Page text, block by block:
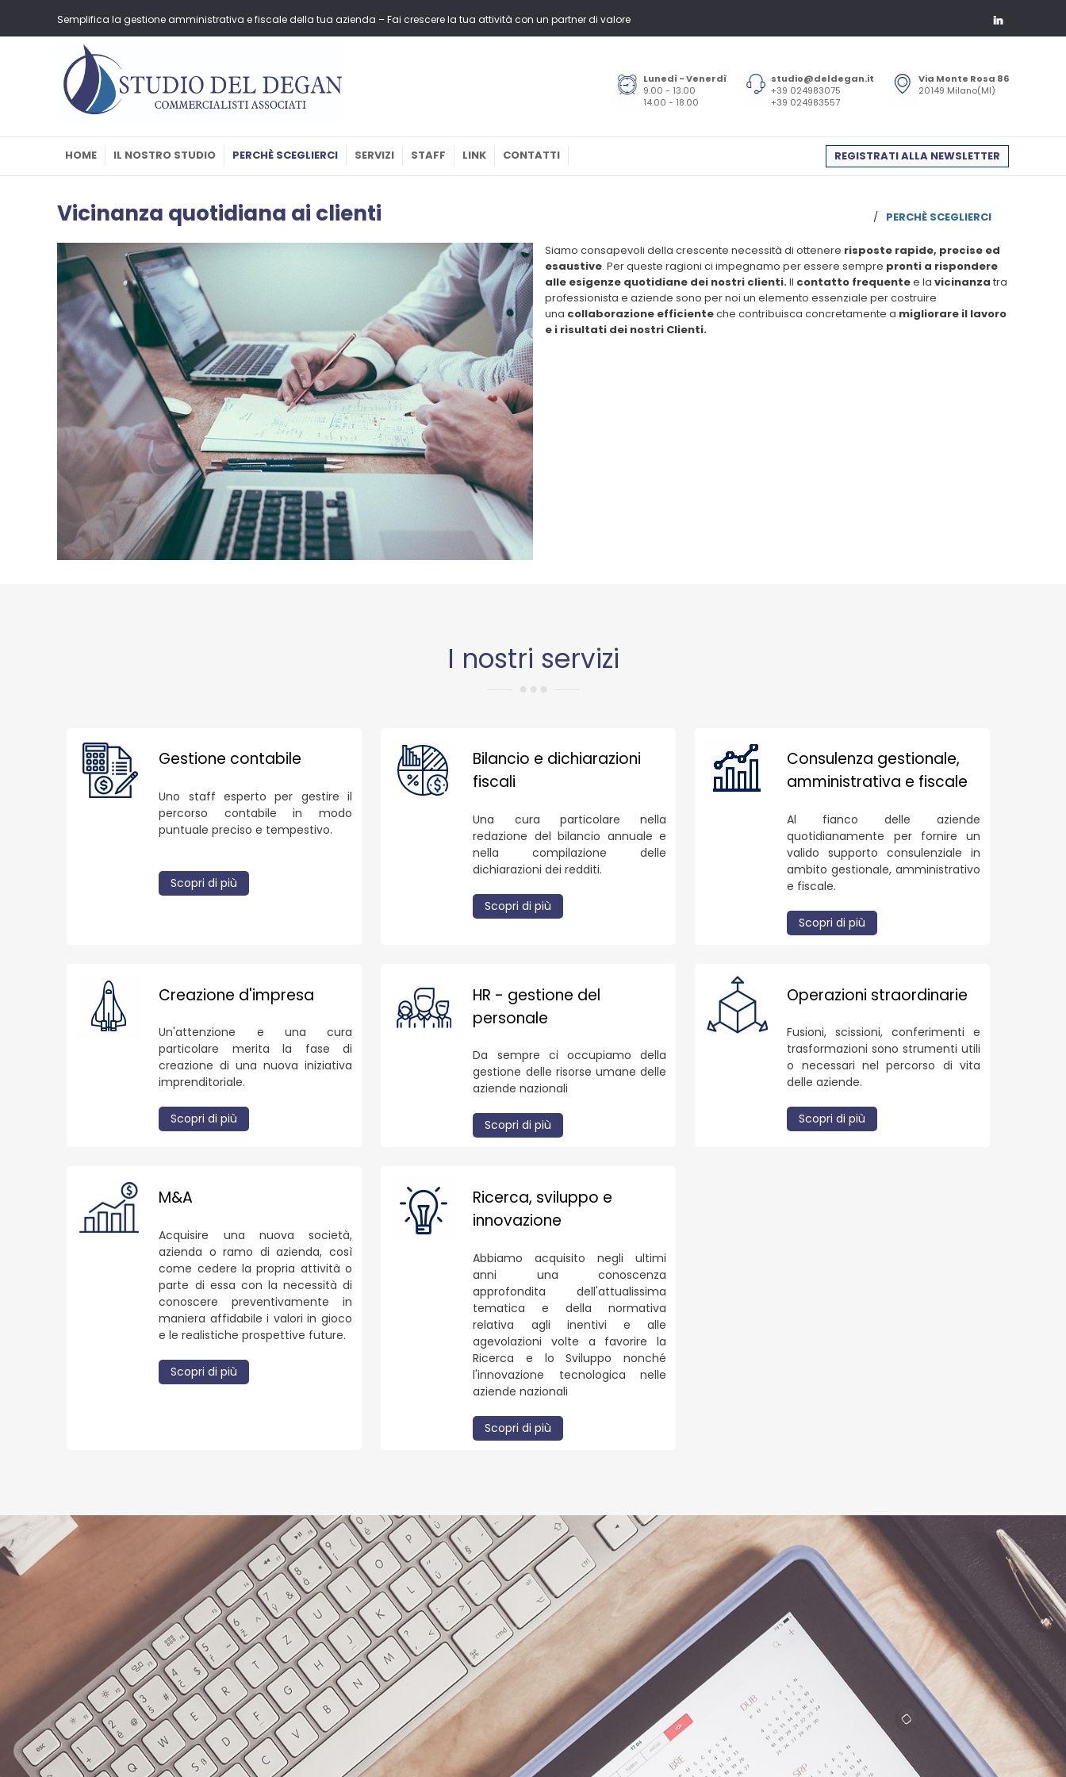
Semplifica la gestione amministrativa e fiscale della tua azienda – Fai crescere la tua attività con un partner di valore
Via Monte Rosa 86
20149 Milano(MI)
studio@deldegan.it
+39 024983075
+39 024983557
Lunedì - Venerdì
9.00 - 13.00
14.00 - 18.00
HOME IL NOSTRO STUDIO PERCHÈ SCEGLIERCI SERVIZI STAFF LINK CONTATTI REGISTRATI ALLA NEWSLETTER
/ PERCHÈ SCEGLIERCI
Vicinanza quotidiana ai clienti
Siamo consapevoli della crescente necessità di ottenere risposte rapide, precise ed
esaustive. Per queste ragioni ci impegnamo per essere sempre pronti a rispondere
alle esigenze quotidiane dei nostri clienti.Il contatto frequentee la vicinanza tra
professionista e aziende sono per noi un elemento essenziale per costruire
una collaborazione efficienteche contribuisca concretamente a migliorare il lavoro
e i risultati dei nostri Clienti.
I nostri servizi
Gestione contabile
Uno staff esperto per gestire il
percorso contabile in modo
puntuale preciso e tempestivo.
Scopri di più
Bilancio e dichiarazioni
fiscali
Una cura particolare nella
redazione del bilancio annuale e
nella compilazione delle
dichiarazioni dei redditi.
Scopri di più
Consulenza gestionale,
amministrativa e fiscale
Al fianco delle aziende
quotidianamente per fornire un
valido supporto consulenziale in
ambito gestionale, amministrativo
e fiscale.
Scopri di più
Creazione d'impresa
Un'attenzione e una cura
particolare merita la fase di
creazione di una nuova iniziativa
imprenditoriale.
Scopri di più
HR - gestione del
personale
Da sempre ci occupiamo della
gestione delle risorse umane delle
aziende nazionali
Scopri di più
Operazioni straordinarie
Fusioni, scissioni, conferimenti e
trasformazioni sono strumenti utili
o necessari nel percorso di vita
delle aziende.
Scopri di più
M&A
Acquisire una nuova società,
azienda o ramo di azienda, così
come cedere la propria attività o
parte di essa con la necessità di
conoscere preventivamente in
maniera affidabile i valori in gioco
e le realistiche prospettive future.
Scopri di più
Ricerca, sviluppo e
innovazione
Abbiamo acquisito negli ultimi
anni una conoscenza
approfondita dell'attualissima
tematica e della normativa
relativa agli inentivi e alle
agevolazioni volte a favorire la
Ricerca e lo Sviluppo nonché
l'innovazione tecnologica nelle
aziende nazionali
Scopri di più